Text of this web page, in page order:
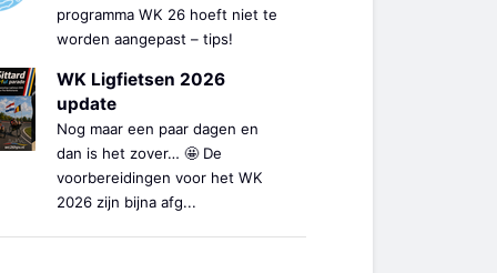
programma WK 26 hoeft niet te
worden aangepast – tips!
WK Ligfietsen 2026
update
Nog maar een paar dagen en
dan is het zover… 🤩 De
voorbereidingen voor het WK
2026 zijn bijna afg...